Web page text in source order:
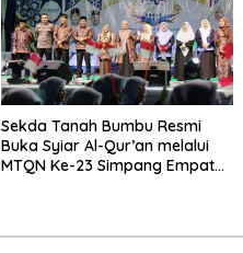
Sekda Tanah Bumbu Resmi
Buka Syiar Al-Qur’an melalui
MTQN Ke-23 Simpang Empat